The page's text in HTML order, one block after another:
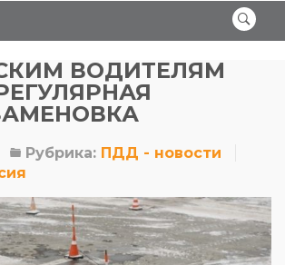
ВОДИТЕЛЯМ
Рубрика: ПДД - новости